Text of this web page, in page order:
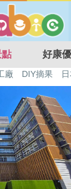
點 好康
房優惠 台北親子
果 日本親子景點